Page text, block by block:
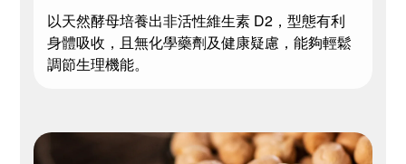
以天然酵母培養出非活性維生素 D2，型態有利
身體吸收，且無化學藥劑及健康疑慮，能夠輕鬆
調節生理機能。